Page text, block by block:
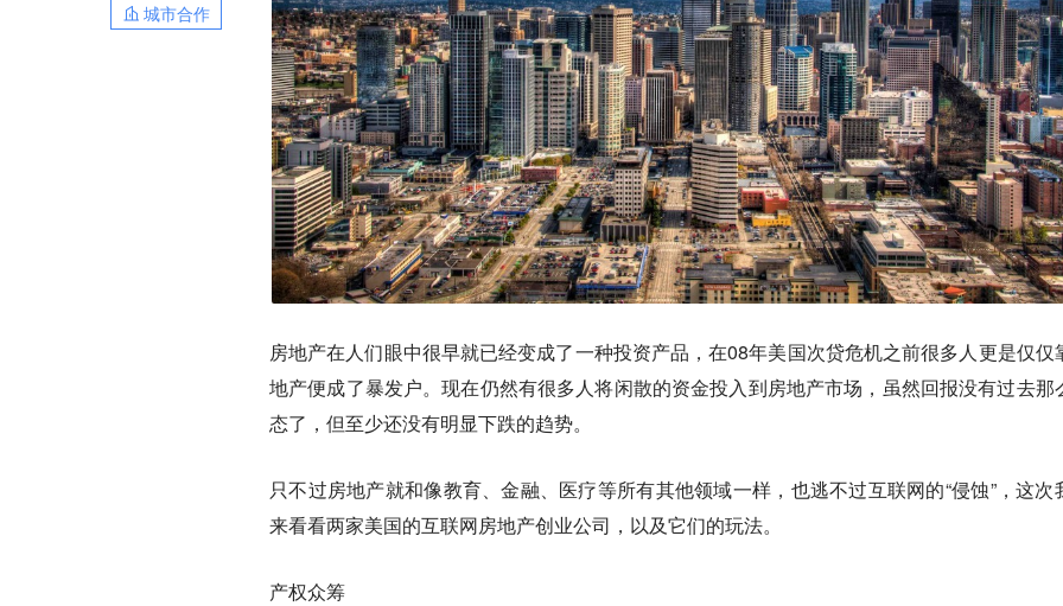
城市合作
房地产在人们眼中很早就已经变成了一种投资产品，在08年美国次贷危机之前很多人更是仅仅
地产便成了暴发户。现在仍然有很多人将闲散的资金投入到房地产市场，虽然回报没有过去那
态了，但至少还没有明显下跌的趋势。
只不过房地产就和像教育、金融、医疗等所有其他领域一样，也逃不过互联网的“侵蚀”，这次
来看看两家美国的互联网房地产创业公司，以及它们的玩法。
产权众筹